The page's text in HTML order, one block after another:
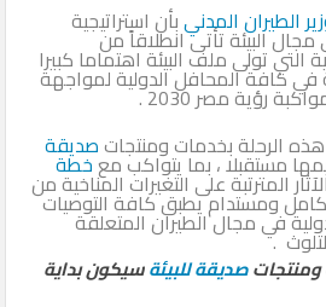
الطيران المدنيبأن استراتيجية
البيئة تأتى انطلاقاً من
التي تولى ملف البيئة اهتماما كبيرا
في كافة المحافل الدولية لمواجهة
رؤية مصر 2030 .
الرحلة بخدمات ومنتجاتصديقة
مستقبلا ، بما يتواكب معخطة
المترتبة على التغيرات المناخية من
ومستدام يطبق كافة التوصيات
في مجال الطيران المتعلقة
.
ومنتجاتصديقة للبيئةسيكون بداية